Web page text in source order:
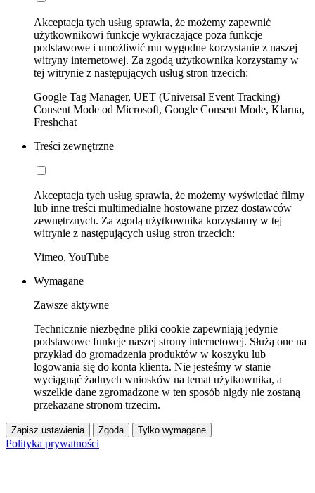
Akceptacja tych usług sprawia, że możemy zapewnić
użytkownikowi funkcje wykraczające poza funkcje
podstawowe i umożliwić mu wygodne korzystanie z naszej
witryny internetowej. Za zgodą użytkownika korzystamy w
tej witrynie z następujących usług stron trzecich:
Google Tag Manager, UET (Universal Event Tracking)
Consent Mode od Microsoft, Google Consent Mode, Klarna,
Freshchat
Treści zewnętrzne
Akceptacja tych usług sprawia, że możemy wyświetlać filmy
lub inne treści multimedialne hostowane przez dostawców
zewnętrznych. Za zgodą użytkownika korzystamy w tej
witrynie z następujących usług stron trzecich:
Vimeo, YouTube
Wymagane
Zawsze aktywne
Technicznie niezbędne pliki cookie zapewniają jedynie
podstawowe funkcje naszej strony internetowej. Służą one na
przykład do gromadzenia produktów w koszyku lub
logowania się do konta klienta. Nie jesteśmy w stanie
wyciągnąć żadnych wniosków na temat użytkownika, a
wszelkie dane zgromadzone w ten sposób nigdy nie zostaną
przekazane stronom trzecim.
Zapisz ustawienia Zgoda Tylko wymagane
Polityka prywatności